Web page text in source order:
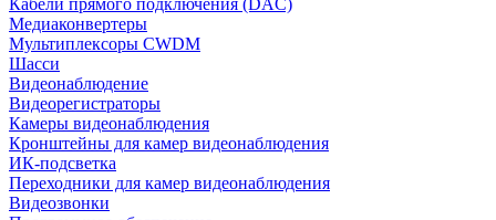
Кабели прямого подключения (DAC)
Медиаконвертеры
Мультиплексоры CWDM
Шасси
Видеонаблюдение
Видеорегистраторы
Камеры видеонаблюдения
Кронштейны для камер видеонаблюдения
ИК-подсветка
Переходники для камер видеонаблюдения
Видеозвонки